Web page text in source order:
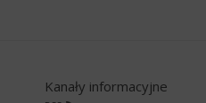
Kanały informacyjne